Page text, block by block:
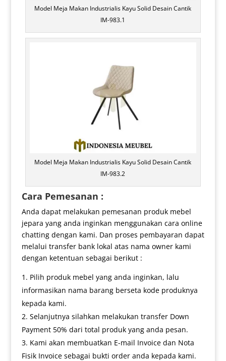
Model Meja Makan Industrialis Kayu Solid Desain Cantik
IM-983.1
Model Meja Makan Industrialis Kayu Solid Desain Cantik
IM-983.2
Cara Pemesanan :
Anda dapat melakukan pemesanan produk mebel
jepara yang anda inginkan menggunakan cara online
chatting dengan kami. Dan proses pembayaran dapat
melalui transfer bank lokal atas nama owner kami
dengan ketentuan sebagai berikut :
Pilih produk mebel yang anda inginkan, lalu
informasikan nama barang berseta kode produknya
kepada kami.
Selanjutnya silahkan melakukan transfer Down
Payment 50% dari total produk yang anda pesan.
Kami akan membuatkan E-mail Invoice dan Nota
Fisik Invoice sebagai bukti order anda kepada kami.